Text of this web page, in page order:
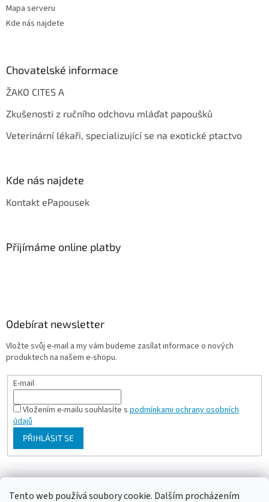
Tento web používá soubory cookie. Dalším procházením
Mapa serveru
Kde nás najdete
Chovatelské informace
ŽAKO CITES A
Zkušenosti z ručního odchovu mláďat papoušků
Veterinární lékaři, specializující se na exotické ptactvo
Kde nás najdete
Kontakt ePapousek
Přijímáme online platby
Odebírat newsletter
Vložte svůj e-mail a my vám budeme zasílat informace o nových
produktech na našem e-shopu.
E-mail
Vložením e-mailu souhlasíte s podmínkami ochrany osobních
údajů
PŘIHLÁSIT SE